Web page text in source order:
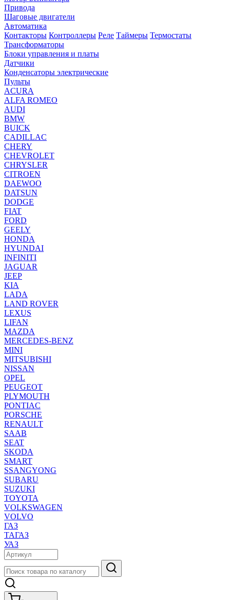
Привода
Шаговые двигатели
Автоматика
Контакторы Контроллеры Реле Таймеры Термостаты
Трансформаторы
Блоки управления и платы
Датчики
Конденсаторы электрические
Пульты
ACURA
ALFA ROMEO
AUDI
BMW
BUICK
CADILLAC
CHERY
CHEVROLET
CHRYSLER
CITROEN
DAEWOO
DATSUN
DODGE
FIAT
FORD
GEELY
HONDA
HYUNDAI
INFINITI
JAGUAR
JEEP
KIA
LADA
LAND ROVER
LEXUS
LIFAN
MAZDA
MERCEDES-BENZ
MINI
MITSUBISHI
NISSAN
OPEL
PEUGEOT
PLYMOUTH
PONTIAC
PORSCHE
RENAULT
SAAB
SEAT
SKODA
SMART
SSANGYONG
SUBARU
SUZUKI
TOYOTA
VOLKSWAGEN
VOLVO
ГАЗ
ТАГАЗ
УАЗ